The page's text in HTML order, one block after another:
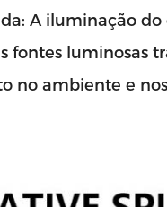
A iluminação
fontes luminosas
no ambiente e